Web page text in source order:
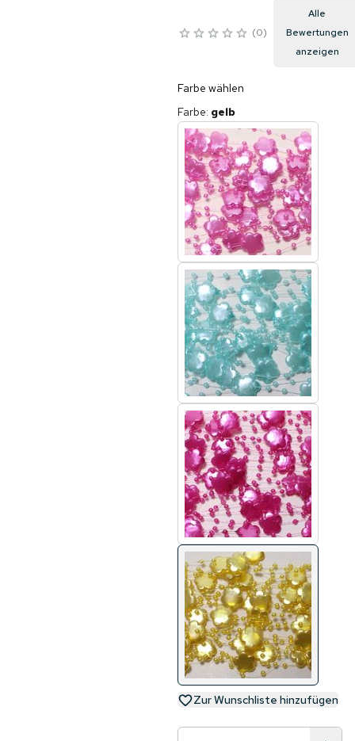
0
Alle
Bewertungen
anzeigen
Farbe wählen
Farbe: gelb
Zur Wunschliste hinzufügen